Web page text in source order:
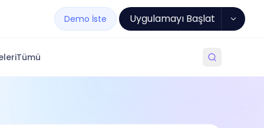
Demo İste Uygulamayı Başlat
Tümü